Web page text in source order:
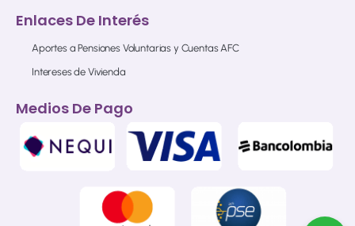
Enlaces De Interés
Aportes a Pensiones Voluntarias y Cuentas AFC
Intereses de Vivienda
Medios De Pago